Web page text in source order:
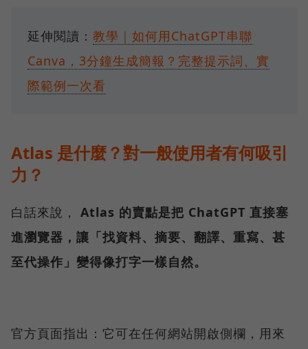
延伸閱讀： 教學｜如何用ChatGPT串聯
Canva，3分鐘生成簡報？完整提示詞、實
際範例一次看
Atlas 是什麼？對一般使用者有何吸引
力？
白話來說， Atlas 的賣點是把 ChatGPT 直接塞
進瀏覽器，讓「找資料、摘要、翻譯、重寫、甚
至代操作」變得像打字一樣自然。
官方頁面指出：它可在任何網站開啟側欄，用來